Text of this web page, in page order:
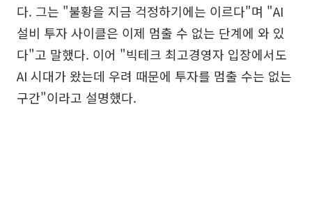
다. 그는 "불황을 지금 걱정하기에는 이르다"며 "AI
설비 투자 사이클은 이제 멈출 수 없는 단계에 와 있
다"고 말했다. 이어 "빅테크 최고경영자 입장에서도
AI 시대가 왔는데 우려 때문에 투자를 멈출 수는 없는
구간"이라고 설명했다.